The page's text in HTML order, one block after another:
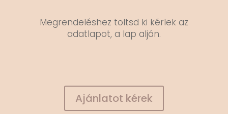
Megrendeléshez töltsd ki kérlek az
adatlapot, a lap alján.
Ajánlatot kérek